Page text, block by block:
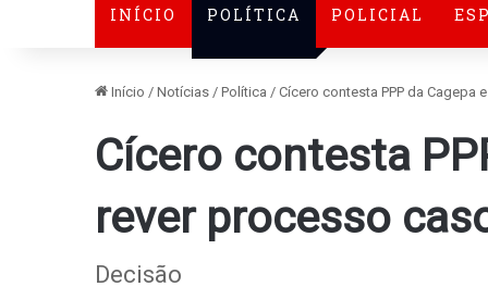
INÍCIO POLÍTICA POLICIAL
Início / Notícias / Política / Cícero contesta PPP da Cagepa
Cícero contesta
rever processo
Decisão